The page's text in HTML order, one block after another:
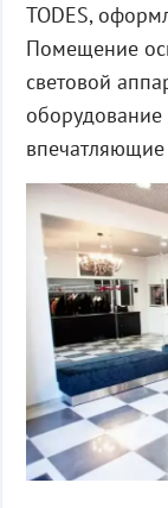
TODES,
Помещение
световой
оборудование